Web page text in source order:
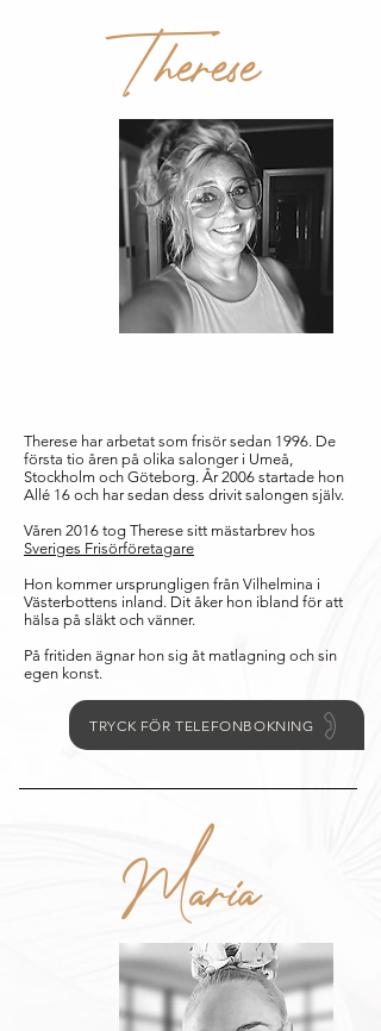
Therese
Therese har arbetat som frisör sedan 1996. De
första tio åren på olika salonger i Umeå,
Stockholm och Göteborg. År 2006 startade hon
Allé 16 och har sedan dess drivit salongen själv.
Våren 2016 tog Therese sitt mästarbrev hos
Sveriges Frisörföretagare
Hon kommer ursprungligen från Vilhelmina i
Västerbottens inland. Dit åker hon ibland för att
hälsa på släkt och vänner.
På fritiden ägnar hon sig åt matlagning och sin
egen konst.
TRYCK FÖR TELEFONBOKNING
Maria